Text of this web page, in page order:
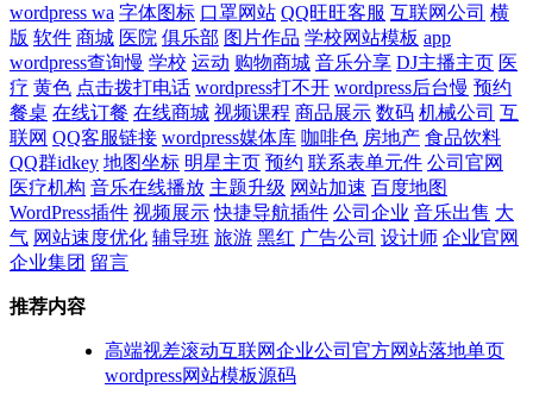
wordpress wa 字体图标 口罩网站 QQ旺旺客服 互联网公司 横
版 软件 商城 医院 俱乐部 图片作品 学校网站模板 app
wordpress查询慢 学校 运动 购物商城 音乐分享 DJ主播主页 医
疗 黄色 点击拨打电话 wordpress打不开 wordpress后台慢 预约
餐桌 在线订餐 在线商城 视频课程 商品展示 数码 机械公司 互
联网 QQ客服链接 wordpress媒体库 咖啡色 房地产 食品饮料
QQ群idkey 地图坐标 明星主页 预约 联系表单元件 公司官网
医疗机构 音乐在线播放 主题升级 网站加速 百度地图
WordPress插件 视频展示 快捷导航插件 公司企业 音乐出售 大
气 网站速度优化 辅导班 旅游 黑红 广告公司 设计师 企业官网
企业集团 留言
推荐内容
高端视差滚动互联网企业公司官方网站落地单页
wordpress网站模板源码